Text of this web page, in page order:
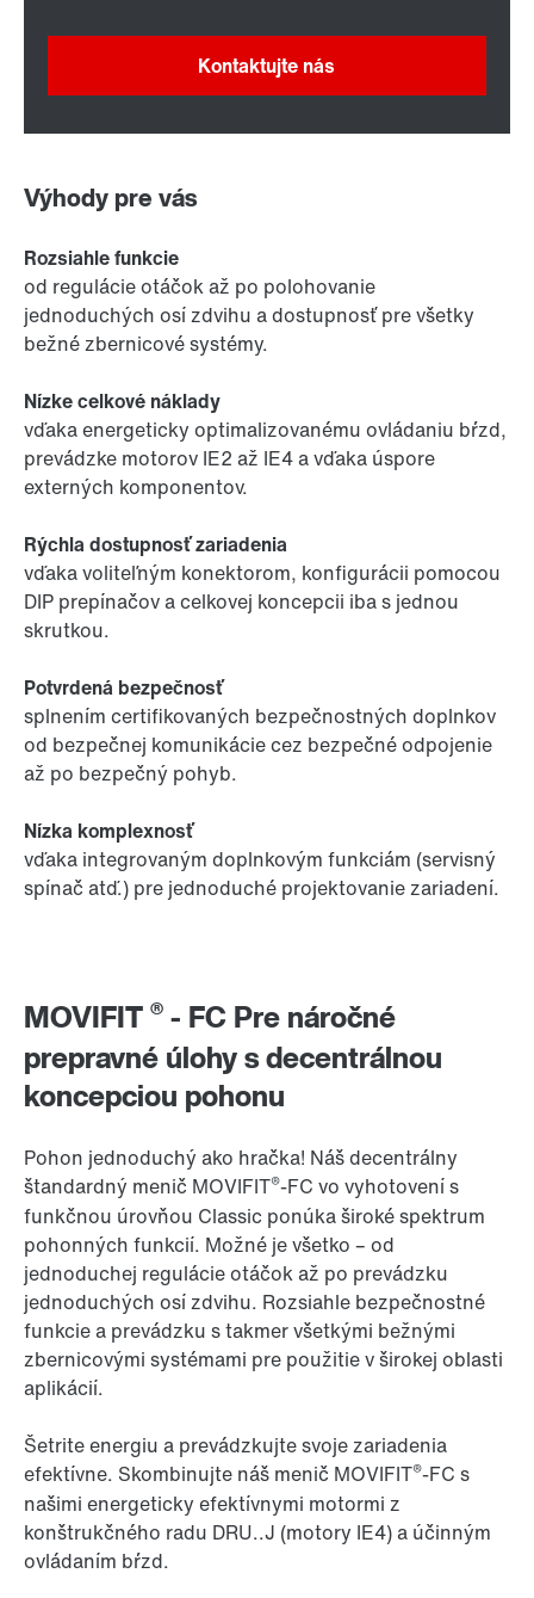
MOVIFIT ® - FC Pre náročné
prepravné úlohy s decentrálnou
koncepciou pohonu
Pohon jednoduchý ako hračka! Náš decentrálny
štandardný menič MOVIFIT®-FC vo vyhotovení s
funkčnou úrovňou Classic ponúka široké spektrum
pohonných funkcií. Možné je všetko – od
jednoduchej regulácie otáčok až po prevádzku
jednoduchých osí zdvihu. Rozsiahle bezpečnostné
funkcie a prevádzku s takmer všetkými bežnými
zbernicovými systémami pre použitie v širokej oblasti
aplikácií.
Šetrite energiu a prevádzkujte svoje zariadenia
efektívne. Skombinujte náš menič MOVIFIT®-FC s
našimi energeticky efektívnymi motormi z
konštrukčného radu DRU..J (motory IE4) a účinným
ovládaním bŕzd.
Kontaktujte nás
Výhody pre vás
Rozsiahle funkcie
od regulácie otáčok až po polohovanie
jednoduchých osí zdvihu a dostupnosť pre všetky
bežné zbernicové systémy.
Nízke celkové náklady
vďaka energeticky optimalizovanému ovládaniu bŕzd,
prevádzke motorov IE2 až IE4 a vďaka úspore
externých komponentov.
Rýchla dostupnosť zariadenia
vďaka voliteľným konektorom, konfigurácii pomocou
DIP prepínačov a celkovej koncepcii iba s jednou
skrutkou.
Potvrdená bezpečnosť
splnením certifikovaných bezpečnostných doplnkov
od bezpečnej komunikácie cez bezpečné odpojenie
až po bezpečný pohyb.
Nízka komplexnosť
vďaka integrovaným doplnkovým funkciám (servisný
spínač atď.) pre jednoduché projektovanie zariadení.